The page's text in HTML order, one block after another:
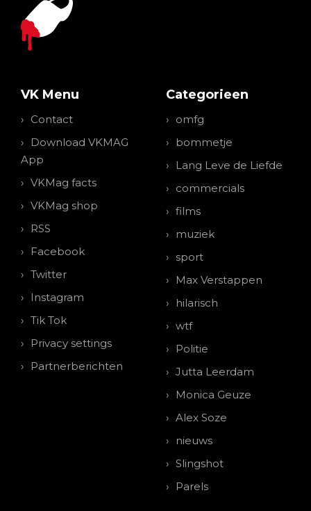
VK Menu
Contact
Download VKMAG
App
VKMag facts
VKMag shop
RSS
Facebook
Twitter
Instagram
Tik Tok
Privacy settings
Partnerberichten
Categorieen
omfg
bommetje
Lang Leve de Liefde
commercials
films
muziek
sport
Max Verstappen
hilarisch
wtf
Politie
Jutta Leerdam
Monica Geuze
Alex Soze
nieuws
Slingshot
Parels